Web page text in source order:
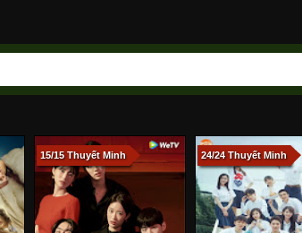
15/15 Thuyết Minh 24/24 Thuyết Minh